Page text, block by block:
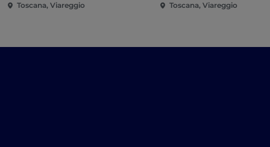
Toscana, Viareggio Toscana, Viareggio